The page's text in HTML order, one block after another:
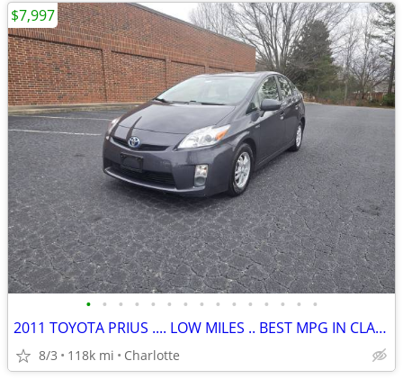
• • • • • • • • • • • • • • •
2011 TOYOTA PRIUS .... LOW MILES .. BEST MPG IN CLASS ....
8/3 118k mi Charlotte
$7,997